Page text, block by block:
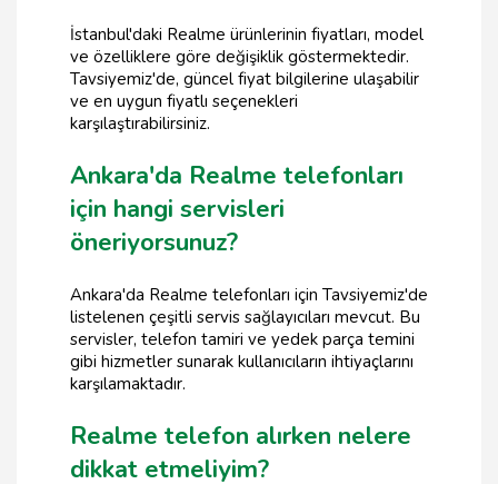
İstanbul'daki Realme ürünlerinin fiyatları, model
ve özelliklere göre değişiklik göstermektedir.
Tavsiyemiz'de, güncel fiyat bilgilerine ulaşabilir
ve en uygun fiyatlı seçenekleri
karşılaştırabilirsiniz.
Ankara'da Realme telefonları
için hangi servisleri
öneriyorsunuz?
Ankara'da Realme telefonları için Tavsiyemiz'de
listelenen çeşitli servis sağlayıcıları mevcut. Bu
servisler, telefon tamiri ve yedek parça temini
gibi hizmetler sunarak kullanıcıların ihtiyaçlarını
karşılamaktadır.
Realme telefon alırken nelere
dikkat etmeliyim?